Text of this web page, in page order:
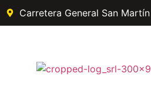
Carretera General San